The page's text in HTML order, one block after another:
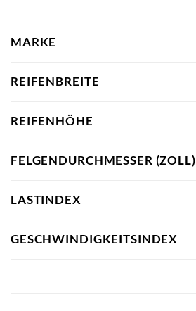
MARKE
REIFENBREITE
REIFENHÖHE
FELGENDURCHMESSER (ZOLL)
LASTINDEX
GESCHWINDIGKEITSINDEX